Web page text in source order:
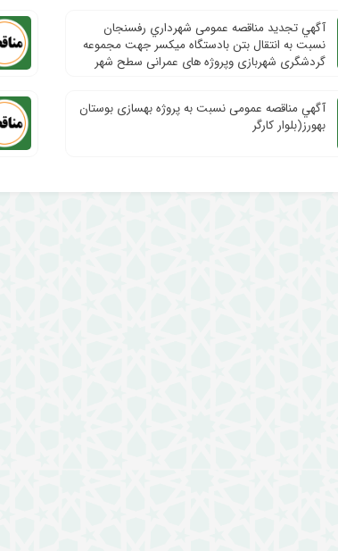
آگهي تجدید مناقصه عمومی شهرداري رفسنجان
نسبت به انتقال بتن بادستگاه میکسر جهت مجموعه
گردشگری شهربازی وپروژه های عمرانی سطح شهر
آگهي مناقصه عمومی نسبت به پروژه بهسازی بوستان
بهورز(بلوار کارگر